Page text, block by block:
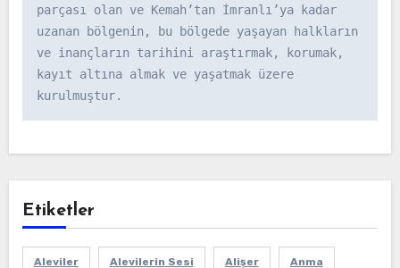
parçası olan ve Kemah’tan İmranlı’ya kadar
uzanan bölgenin, bu bölgede yaşayan halkların
ve inançların tarihini araştırmak, korumak,
kayıt altına almak ve yaşatmak üzere
kurulmuştur.
Etiketler
Aleviler Alevilerin Sesi Alişer Anma